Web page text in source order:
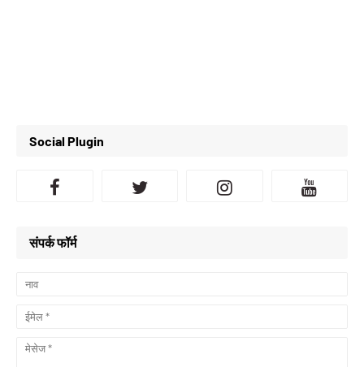
Social Plugin
संपर्क फॉर्म